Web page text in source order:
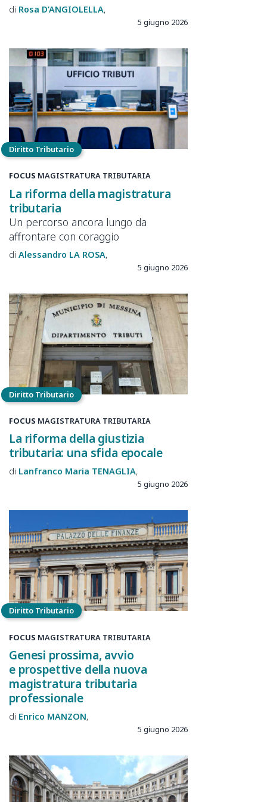
Rosa D’ANGIOLELLA
5 giugno 2026
Diritto Tributario
FOCUS MAGISTRATURA TRIBUTARIA
La riforma della magistratura
tributaria
Un percorso ancora lungo da
affrontare con coraggio
Alessandro LA ROSA
5 giugno 2026
Diritto Tributario
FOCUS MAGISTRATURA TRIBUTARIA
La riforma della giustizia
tributaria: una sfida epocale
Lanfranco Maria TENAGLIA
5 giugno 2026
Diritto Tributario
FOCUS MAGISTRATURA TRIBUTARIA
Genesi prossima, avvio
e prospettive della nuova
magistratura tributaria
professionale
Enrico MANZON
5 giugno 2026